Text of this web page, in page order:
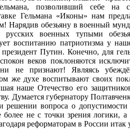
позволивший себе на
Гельмана «Иконы» нам
Нарядив обезьяну в военный
русских военных тупыми
воспитанию патриотизма у
Путин. Конечно, для
веков поклоняются
не признают! Являясь
же духе воспитывают своих
наше Отечество его
Думается губернатору
решении вопроса о допустимости
более не с точки зрения логики,
реформаторам в России